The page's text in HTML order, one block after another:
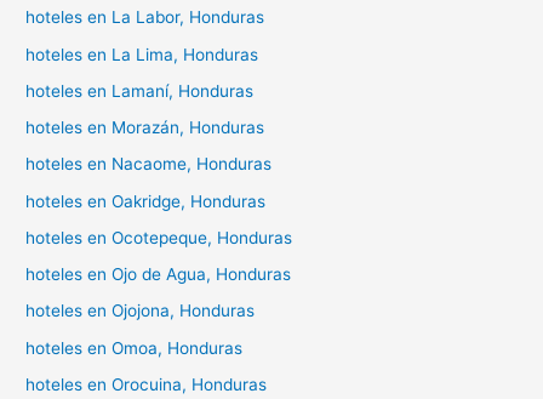
hoteles en La Labor, Honduras
hoteles en La Lima, Honduras
hoteles en Lamaní, Honduras
hoteles en Morazán, Honduras
hoteles en Nacaome, Honduras
hoteles en Oakridge, Honduras
hoteles en Ocotepeque, Honduras
hoteles en Ojo de Agua, Honduras
hoteles en Ojojona, Honduras
hoteles en Omoa, Honduras
hoteles en Orocuina, Honduras